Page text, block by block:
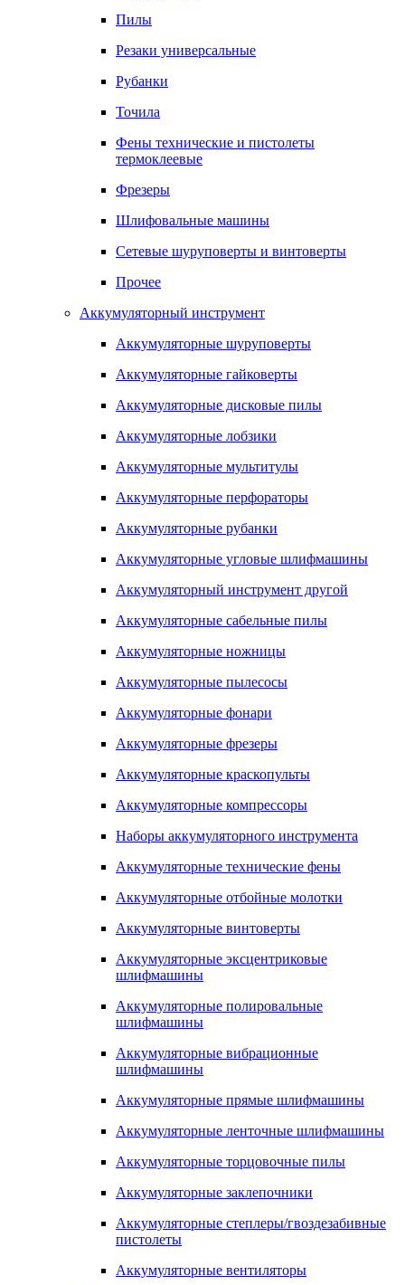
Пилы
Резаки универсальные
Рубанки
Точила
Фены технические и пистолеты
термоклеевые
Фрезеры
Шлифовальные машины
Сетевые шуруповерты и винтоверты
Прочее
Аккумуляторный инструмент
Аккумуляторные шуруповерты
Аккумуляторные гайковерты
Аккумуляторные дисковые пилы
Аккумуляторные лобзики
Аккумуляторные мультитулы
Аккумуляторные перфораторы
Аккумуляторные рубанки
Аккумуляторные угловые шлифмашины
Аккумуляторный инструмент другой
Аккумуляторные сабельные пилы
Аккумуляторные ножницы
Аккумуляторные пылесосы
Аккумуляторные фонари
Аккумуляторные фрезеры
Аккумуляторные краскопульты
Аккумуляторные компрессоры
Наборы аккумуляторного инструмента
Аккумуляторные технические фены
Аккумуляторные отбойные молотки
Аккумуляторные винтоверты
Аккумуляторные эксцентриковые
шлифмашины
Аккумуляторные полировальные
шлифмашины
Аккумуляторные вибрационные
шлифмашины
Аккумуляторные прямые шлифмашины
Аккумуляторные ленточные шлифмашины
Аккумуляторные торцовочные пилы
Аккумуляторные заклепочники
Аккумуляторные степлеры/гвоздезабивные
пистолеты
Аккумуляторные вентиляторы